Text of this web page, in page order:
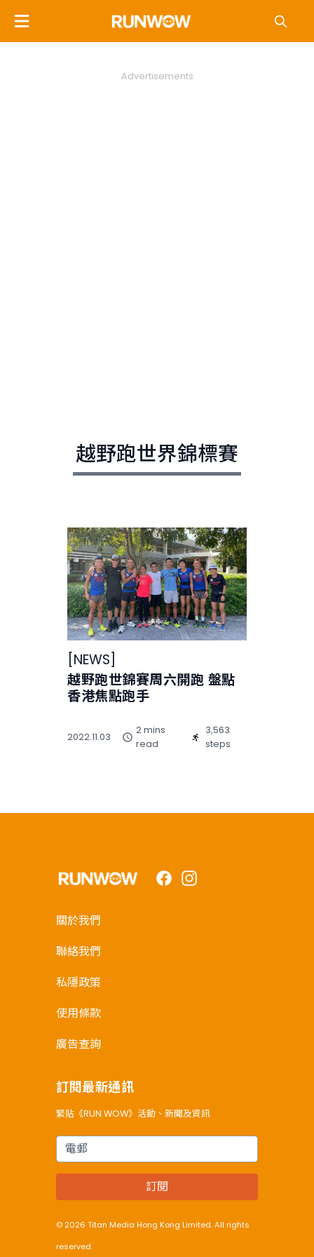
Advertisements
越野跑世界錦標賽
NEWS
越野跑世錦賽周六開跑 盤點
香港焦點跑手
2022.11.03
2 mins
read
3,563
steps
FacebookInstagram
關於我們
聯絡我們
私隱政策
使用條款
廣告查詢
訂閱最新通訊
緊貼《RUN WOW》活動、新聞及資訊
電郵
訂閱
© 2026 Titan Media Hong Kong Limited. All rights
reserved.